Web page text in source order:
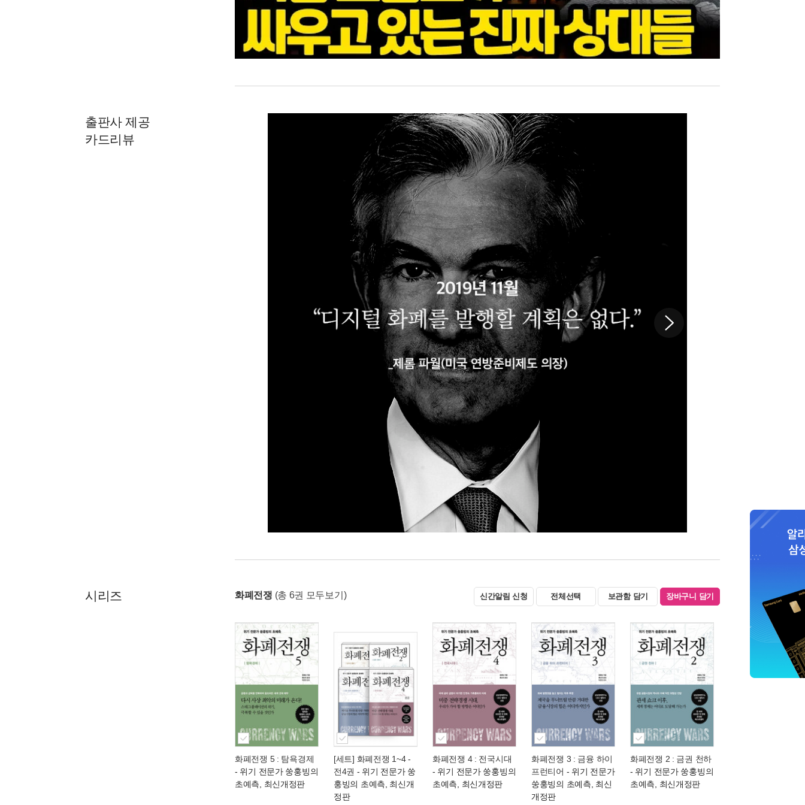
출판사 제공
카드리뷰
시리즈 화폐전쟁 (총 6권 모두보기) 신간알림 신청 전체선택 보관함 담기 장바구니 담기
화폐전쟁 5 : 탐욕경제
- 위기 전문가 쑹훙빙의
초예측, 최신개정판
[세트] 화폐전쟁 1~4 -
전4권 - 위기 전문가 쑹
훙빙의 초예측, 최신개
정판
화폐전쟁 4 : 전국시대
- 위기 전문가 쑹훙빙의
초예측, 최신개정판
화폐전쟁 3 : 금융 하이
프런티어 - 위기 전문가
쑹훙빙의 초예측, 최신
개정판
화폐전쟁 2 : 금권 천하
- 위기 전문가 쑹훙빙의
초예측, 최신개정판